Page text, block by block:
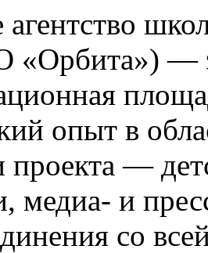
агентство
«Орбита») —
опыт в
проекта —
медиа- и
со